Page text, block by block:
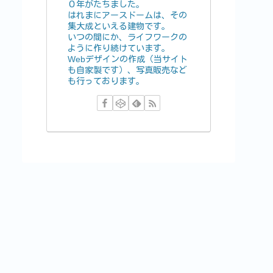
０年がたちました。
はれまにアースドームは、その
集大成といえる建物です。
いつの間にか、ライフワークの
ように作り続けています。
Webデザインの作成（当サイト
も自家製です）、写真販売など
も行っております。